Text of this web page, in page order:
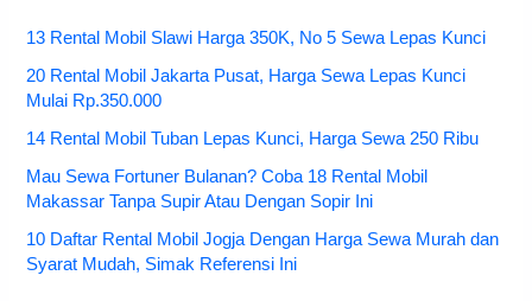
13 Rental Mobil Slawi Harga 350K, No 5 Sewa Lepas Kunci
20 Rental Mobil Jakarta Pusat, Harga Sewa Lepas Kunci
Mulai Rp.350.000
14 Rental Mobil Tuban Lepas Kunci, Harga Sewa 250 Ribu
Mau Sewa Fortuner Bulanan? Coba 18 Rental Mobil
Makassar Tanpa Supir Atau Dengan Sopir Ini
10 Daftar Rental Mobil Jogja Dengan Harga Sewa Murah dan
Syarat Mudah, Simak Referensi Ini